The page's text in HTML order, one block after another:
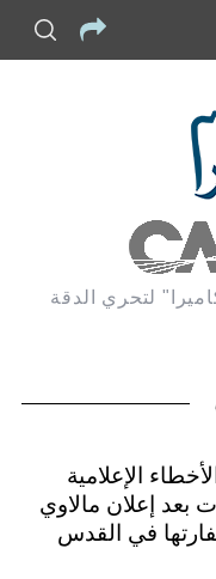
لتحري الدقة
الإعلامية
بعد إعلان مالاوي
في القدس